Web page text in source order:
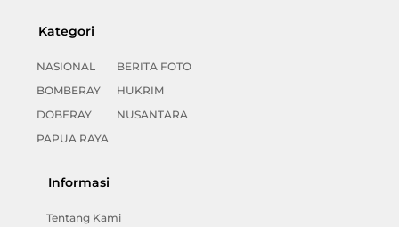
Kategori
NASIONAL
BOMBERAY
DOBERAY
PAPUA RAYA
BERITA FOTO
HUKRIM
NUSANTARA
Informasi
Tentang Kami